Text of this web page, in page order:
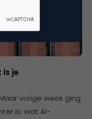
is je
vorige week ging
is: wat AI-